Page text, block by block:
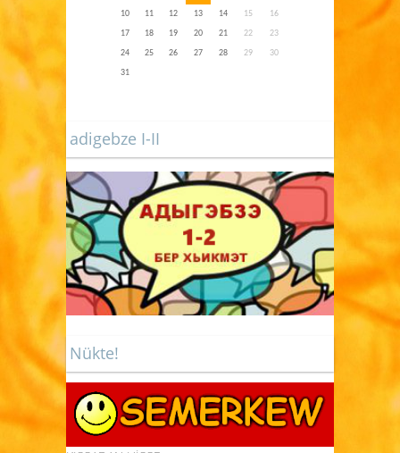
10
11 12 13 14 15
16
17
18 19 20 21 22
23
24
25 26 27 28 29
30
31
adigebze I-II
Nükte!